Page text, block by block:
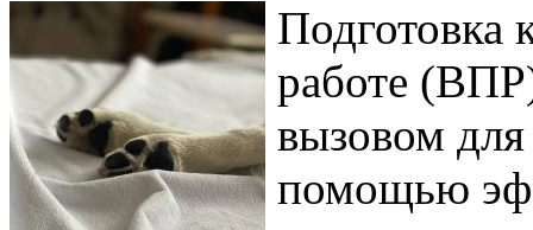
Подготовка
работе
вызовом
помощью